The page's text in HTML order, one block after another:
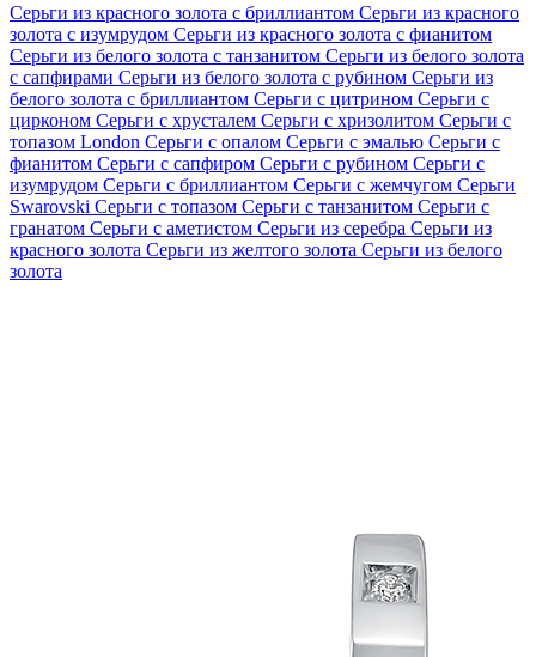
Серьги из красного золота с бриллиантом Серьги из красного
золота с изумрудом Серьги из красного золота с фианитом
Серьги из белого золота с танзанитом Серьги из белого золота
с сапфирами Серьги из белого золота с рубином Серьги из
белого золота с бриллиантом Серьги с цитрином Серьги с
цирконом Серьги с хрусталем Серьги с хризолитом Серьги с
топазом London Серьги с опалом Серьги с эмалью Серьги с
фианитом Серьги с сапфиром Серьги с рубином Серьги с
изумрудом Серьги с бриллиантом Серьги с жемчугом Серьги
Swarovski Серьги с топазом Серьги с танзанитом Серьги с
гранатом Серьги с аметистом Серьги из серебра Серьги из
красного золота Серьги из желтого золота Серьги из белого
золота